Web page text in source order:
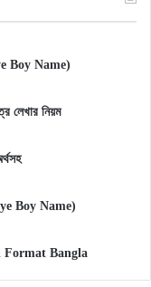
Boy Name)
লেখার নিয়ম
Boy Name)
Format Bangla